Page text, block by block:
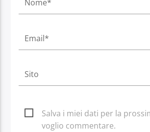
Salva i miei dati per la
voglio commentare.